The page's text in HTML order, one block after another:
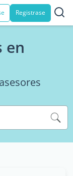
Registrase
en